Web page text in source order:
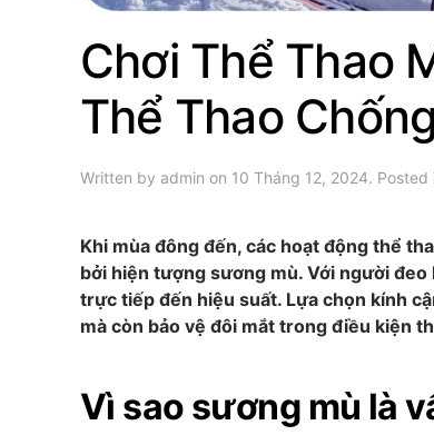
Chơi Thể Thao
Thể Thao
Written by admin on 10 Tháng 12, 2024. Posted
Khi mùa đông đến, các hoạt động thể
bởi hiện tượng sương mù. Với người đeo
trực tiếp đến hiệu suất. Lựa chọn kính
mà còn bảo vệ đôi mắt trong điều kiện
Vì sao sương mù là